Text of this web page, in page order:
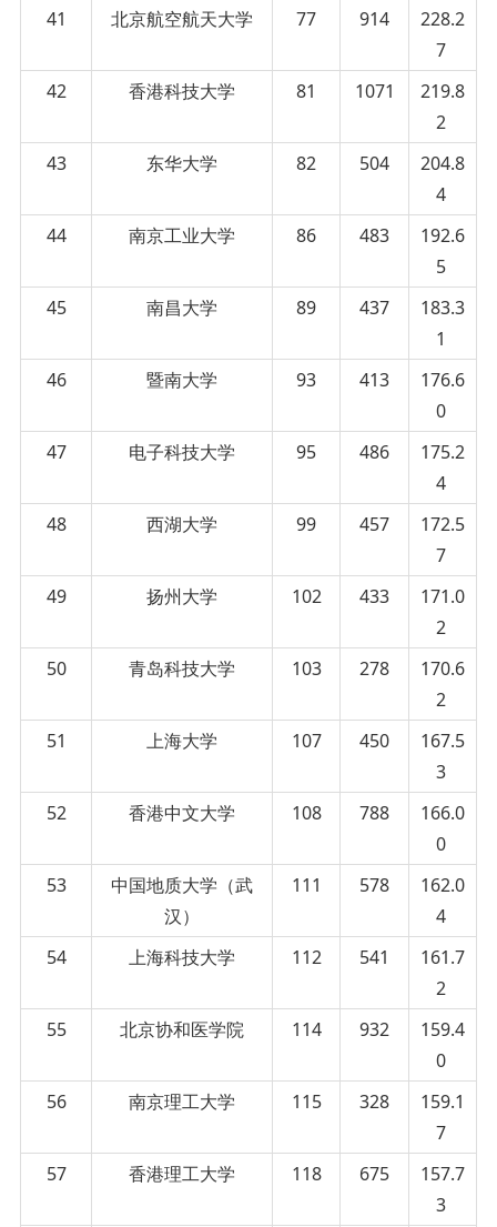
41
北京航空航天大学 77 914
228.2
7
42
香港科技大学 81 1071
219.8
2
43
东华大学 82 504
204.8
4
44
南京工业大学 86 483
192.6
5
45
南昌大学 89 437
183.3
1
46
暨南大学 93 413
176.6
0
47
电子科技大学 95 486
175.2
4
48
西湖大学 99 457
172.5
7
49
扬州大学 102 433
171.0
2
50
青岛科技大学 103 278
170.6
2
51
上海大学 107 450
167.5
3
52
香港中文大学 108 788
166.0
0
53
中国地质大学（武
汉）
111 578
162.0
4
54
上海科技大学 112 541
161.7
2
55
北京协和医学院 114 932
159.4
0
56
南京理工大学 115 328
159.1
7
57
香港理工大学 118 675
157.7
3